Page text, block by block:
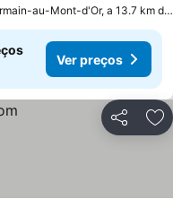
Saint-Germain-au-Mont-d'Or, a 13.7 km de Villeurbanne
Ver preços
Partilhar